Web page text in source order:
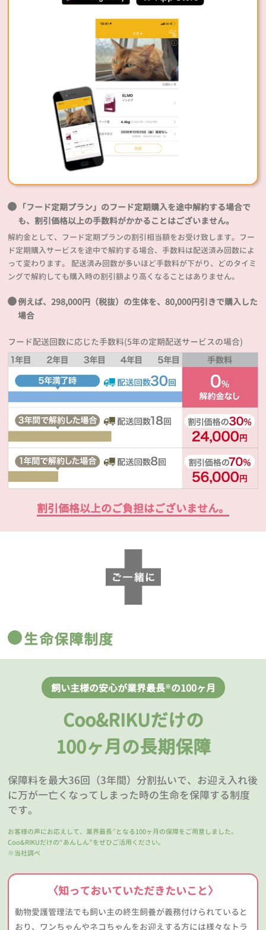
「フード定期プラン」のフード定期購入を途中解約する場合で
も、割引価格以上の手数料がかかることはございません。
解約金として、フード定期プランの割引相当額をお受け致します。フー
ド定期購入サービスを途中で解約する場合、手数料は配送済み回数によ
って変わります。 配送済み回数が多いほど手数料が下がり、どのタイミ
ングで解約しても購入時の割引額より高くなることはありません。
例えば、298,000円（税抜）の生体を、80,000円引きで購入した
場合
フード配送回数に応じた手数料(5年の定期配送サービスの場合)
割引価格以上のご負担はございません。
生命保障制度
飼い主様の安心が業界最長※の100ヶ月
Coo&RIKUだけの
100ヶ月の長期保障
保障料を最大36回（3年間）分割払いで、お迎え入れ後
に万が一亡くなってしまった時の生命を保障する制度
です。
お客様の声にお応えして、業界最長 ※ となる100ヶ月の保障をご用意しました。
Coo&RIKUだけの“あんしん”をぜひご活用ください。
※当社調べ
〈知っておいていただきたいこと〉
動物愛護管理法でも飼い主の終生飼養が義務付けられていると
おり、ワンちゃんやネコちゃんをお迎えする方には様々なトラ